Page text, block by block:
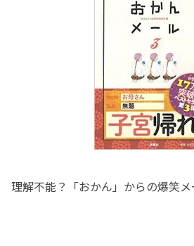
理解不能？「おかん」からの爆笑